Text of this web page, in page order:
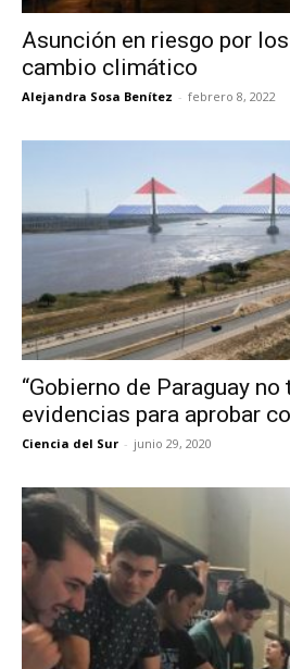
Asunción en riesgo por
cambio climático
Alejandra Sosa Benítez - febrero 8, 2022
“Gobierno de Paraguay
evidencias para aprobar
Ciencia del Sur - junio 29, 2020